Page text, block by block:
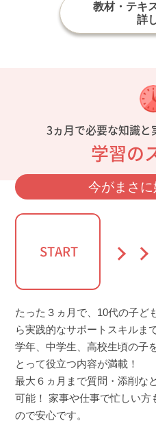
教材・テキ
詳
3ヵ月で必要な知識と
学習の
今がまさに
START
たった３ヵ月で、10代の子ど
ら実践的なサポートスキルま
学年、中学生、高校生頃の子
とって役立つ内容が満載！
最大６ヵ月まで質問・添削な
可能！ 家事や仕事で忙しい方
ので安心です。